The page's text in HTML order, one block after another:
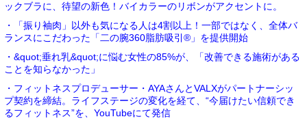
ックブラに、待望の新色！バイカラーのリボンがアクセントに。
・「振り袖肉」以外も気になる人は4割以上！一部ではなく、全体バ
ランスにこだわった「二の腕360脂肪吸引®」を提供開始
・&quot;垂れ乳&quot;に悩む女性の85%が、「改善できる施術がある
ことを知らなかった」
・フィットネスプロデューサー・AYAさんとVALXがパートナーシッ
プ契約を締結。ライフステージの変化を経て、“今届けたい信頼でき
るフィットネス”を、YouTubeにて発信